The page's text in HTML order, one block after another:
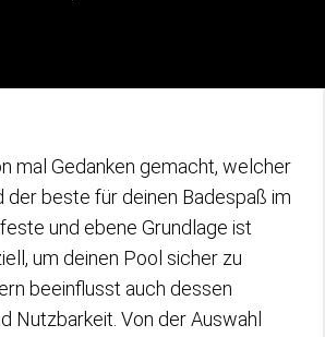
mal Gedanken gemacht, welcher
der beste für deinen Badespaß im
und ebene Grundlage ist
um deinen Pool sicher zu
beeinflusst auch dessen
Nutzbarkeit. Von der Auswahl